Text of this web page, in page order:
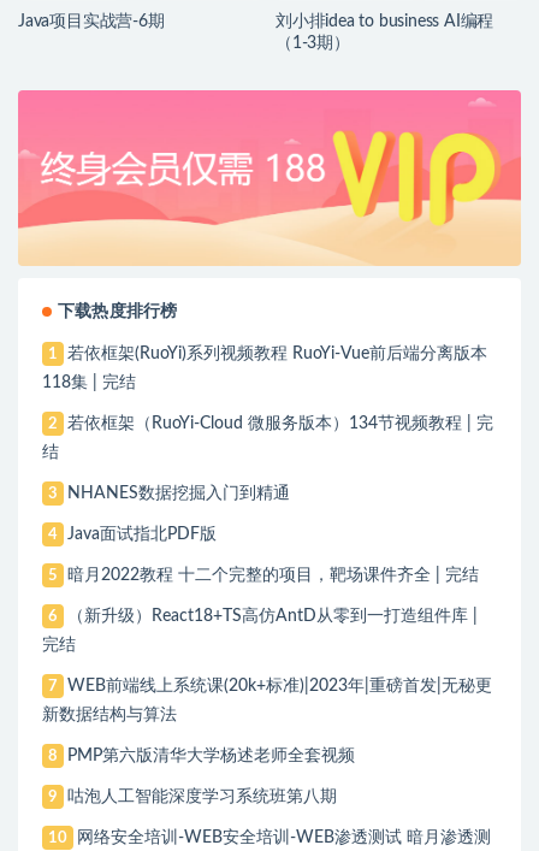
Java项目实战营-6期
刘小排idea to business AI编程
（1-3期）
下载热度排行榜
1
若依框架(RuoYi)系列视频教程 RuoYi-Vue前后端分离版本
118集 | 完结
2
若依框架（RuoYi-Cloud 微服务版本）134节视频教程 | 完
结
3 NHANES数据挖掘入门到精通
4 Java面试指北PDF版
5 暗月2022教程 十二个完整的项目，靶场课件齐全 | 完结
6
（新升级）React18+TS高仿AntD从零到一打造组件库 |
完结
7
WEB前端线上系统课(20k+标准)|2023年|重磅首发|无秘更
新数据结构与算法
8 PMP第六版清华大学杨述老师全套视频
9 咕泡人工智能深度学习系统班第八期
10 网络安全培训-WEB安全培训-WEB渗透测试 暗月渗透测